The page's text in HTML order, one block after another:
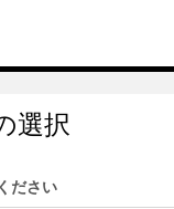
選択
ださい